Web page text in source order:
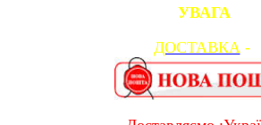
УВАГА
ДОСТАВКА-